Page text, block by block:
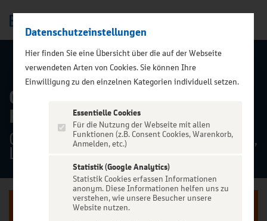
ALLE TERMINE
Olaf Schubert & seine
Freunde - Jetzt oder now!
QUARTERBACK Immobilien ARENA,
Leipzig
Datenschutzeinstellungen
Hier finden Sie eine Übersicht über die auf der Webseite
verwendeten Arten von Cookies. Sie können Ihre
Einwilligung zu den einzelnen Kategorien individuell setzen.
Essentielle Cookies
Für die Nutzung der Webseite mit allen
Funktionen (z.B. Consent Cookies, Warenkorb,
Anmelden, etc.)
Statistik (Google Analytics)
Statistik Cookies erfassen Informationen
anonym. Diese Informationen helfen uns zu
verstehen, wie unsere Besucher unsere
Website nutzen.